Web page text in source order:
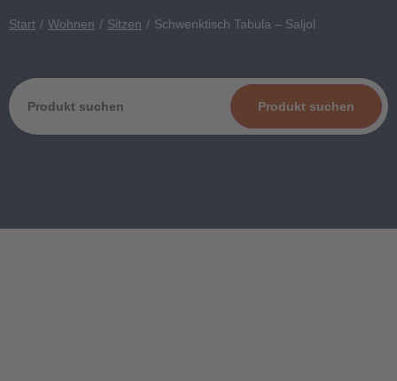
Start Wohnen Sitzen Schwenktisch Tabula – Saljol
Produkt suchen